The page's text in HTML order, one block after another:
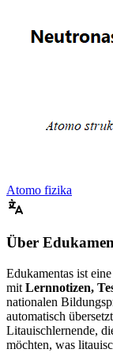
Atomo fizika
Über
Edukamentas ist
mit Lernnotizen,
nationalen
automatisch
Litauischlernende,
möchten, was